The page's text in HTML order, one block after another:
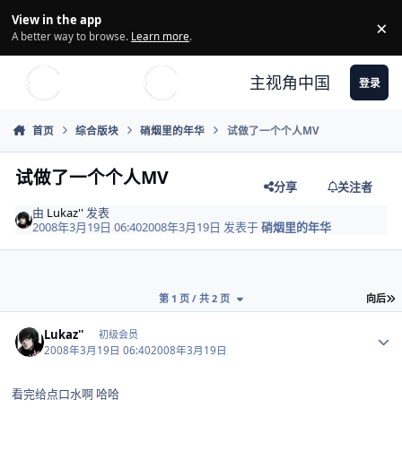
View in the app
A better way to browse. Learn more. ×
主视角中国 登录
首页 综合版块 硝烟里的年华 试做了一个个人MV
试做了一个个人MV 分享
关注者
由 Lukaz'' 发表
2008年3月19日 06:402008年3月19日 发表于硝烟里的年华
向后
第 1 页 / 共 2 页
Lukaz'' 初级会员
2008年3月19日 06:402008年3月19日
看完给点口水啊 哈哈